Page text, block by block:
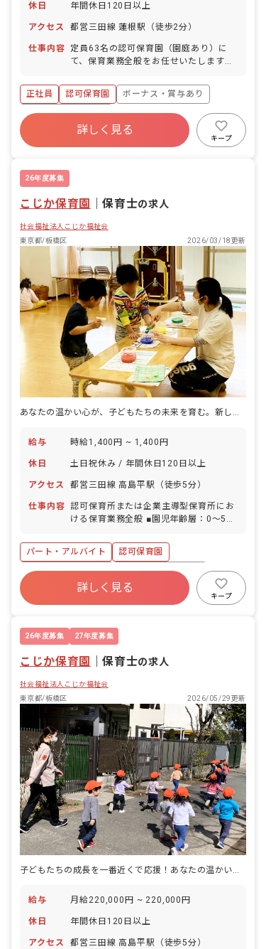
休日 年間休日120日以上
アクセス 都営三田線 蓮根駅（徒歩2分）
仕事内容
定員63名の認可保育園（園庭あり）に
て、保育業務全般をお任せいたします。
が苦手な方も歓迎いたします。 当園は、
木のぬくもり溢れる園舎と「自然共育」
が魅力です。 “あたたかい空間「いえ」
が人を育てる”を合言葉に、子どもたち
一人ひとりに寄り添う保育を実践してい
正社員 認可保育園
ボーナス・賞与あり
年間休日120日以上
寮・住宅・家賃補助あり
社会保険完備
残業少なめ
詳しく見る
キープ
26年度募集
こじか保育園 ｜保育士の求人
社会福祉法人こじか福祉会
東京都/板橋区
2026/03/18更新
あなたの温かい心が、子どもたちの未来を育む。新しい一歩をここで踏み出しませんか？
給与 時給1,400円 ~ 1,400円
休日 土日祝休み / 年間休日120日以上
アクセス 都営三田線 高島平駅（徒歩5分）
仕事内容 認可保育所または企業主導型保育所にお
ける保育業務全般 ■園児年齢層：0～5歳
パート・アルバイト
認可保育園
ボーナス・賞与あり
年間休日120日以上
社会保険完備
土日祝休み
詳しく見る
キープ
26年度募集 27年度募集
こじか保育園 ｜保育士の求人
社会福祉法人こじか福祉会
東京都/板橋区
2026/05/29更新
子どもたちの成長を一番近くで応援！あなたの温かい心、ここで輝かせませんか？
給与 月給220,000円 ~ 220,000円
休日 年間休日120日以上
アクセス 都営三田線 高島平駅（徒歩5分）